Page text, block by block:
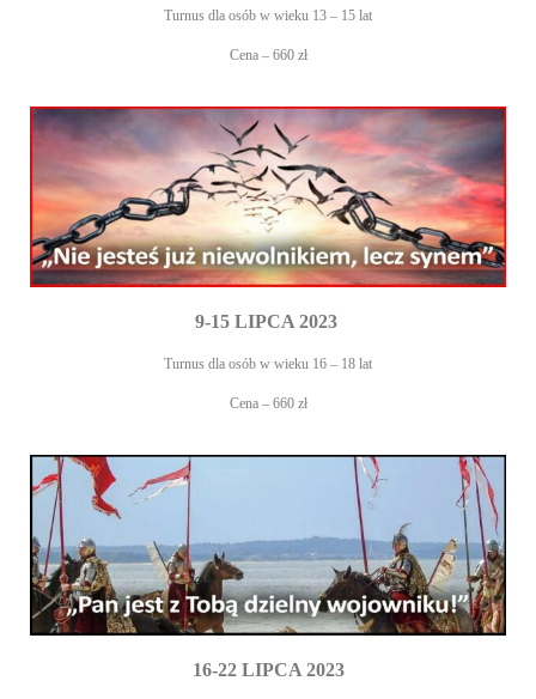
Turnus dla osób w wieku 13 – 15 lat
Cena – 660 zł
9-15 LIPCA 2023
Turnus dla osób w wieku 16 – 18 lat
Cena – 660 zł
16-22 LIPCA 2023